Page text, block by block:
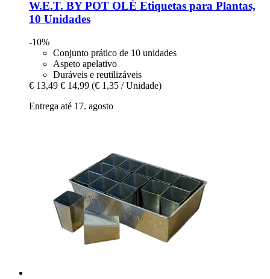
W.E.T. BY POT OLÉ Etiquetas para Plantas,
10 Unidades
-10%
Conjunto prático de 10 unidades
Aspeto apelativo
Duráveis e reutilizáveis
€ 13,49 € 14,99 (€ 1,35 / Unidade)
Entrega até 17. agosto